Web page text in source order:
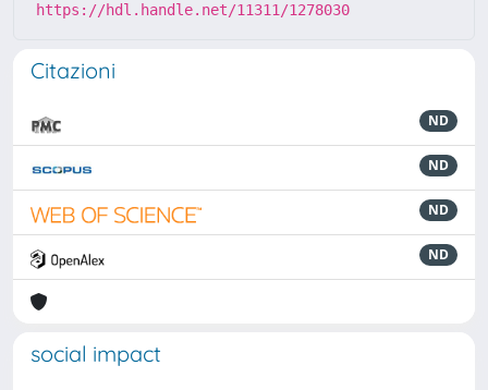
https://hdl.handle.net/11311/1278030
Citazioni
ND
ND
ND
ND
social impact